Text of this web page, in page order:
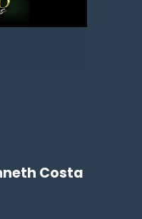
Costa